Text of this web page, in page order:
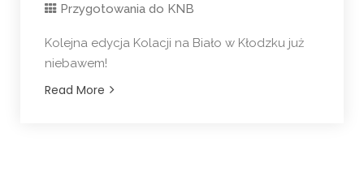
Przygotowania do KNB
Kolejna edycja Kolacji na Biało w Kłodzku już
niebawem!
Read More